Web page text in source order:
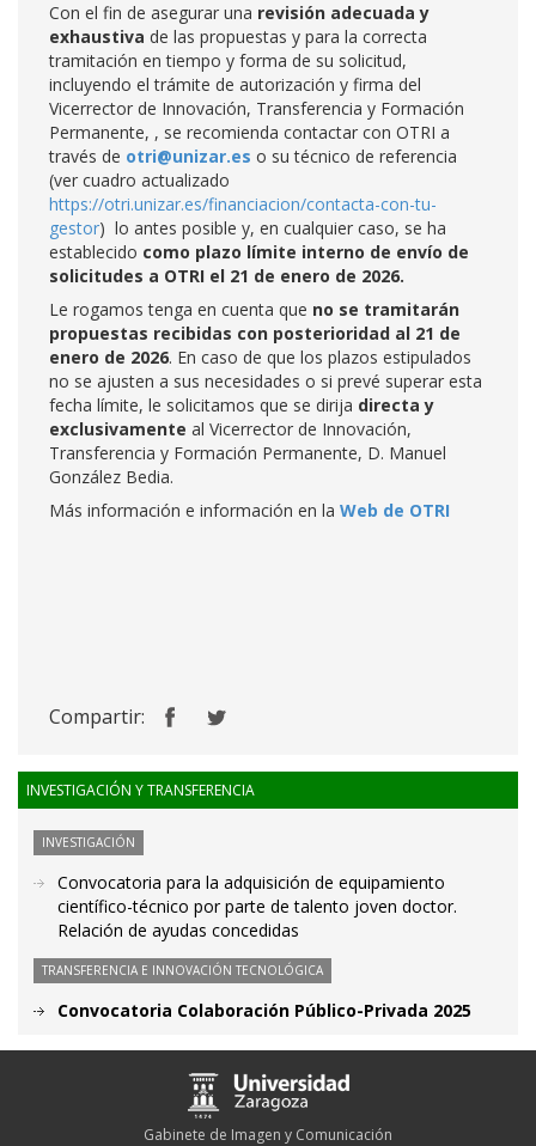
Con el fin de asegurar una revisión adecuada y
exhaustiva de las propuestas y para la correcta
tramitación en tiempo y forma de su solicitud,
incluyendo el trámite de autorización y firma del
Vicerrector de Innovación, Transferencia y Formación
Permanente, , se recomienda contactar con OTRI a
través de otri@unizar.es o su técnico de referencia
(ver cuadro actualizado
https://otri.unizar.es/financiacion/contacta-con-tu-
gestor) lo antes posible y, en cualquier caso, se ha
establecido como plazo límite interno de envío de
solicitudes a OTRI el 21 de enero de 2026.
Le rogamos tenga en cuenta que no se tramitarán
propuestas recibidas con posterioridad al 21 de
enero de 2026. En caso de que los plazos estipulados
no se ajusten a sus necesidades o si prevé superar esta
fecha límite, le solicitamos que se dirija directa y
exclusivamente al Vicerrector de Innovación,
Transferencia y Formación Permanente, D. Manuel
González Bedia.
Más información e información en la Web de OTRI
Compartir:
INVESTIGACIÓN Y TRANSFERENCIA
INVESTIGACIÓN
Convocatoria para la adquisición de equipamiento
científico-técnico por parte de talento joven doctor.
Relación de ayudas concedidas
TRANSFERENCIA E INNOVACIÓN TECNOLÓGICA
Convocatoria Colaboración Público-Privada 2025
Gabinete de Imagen y Comunicación